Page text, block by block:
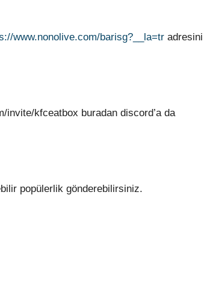
www.nonolive.com/barisg?__la=tr adresini
kfceatbox buradan discord’a da
popülerlik gönderebilirsiniz.